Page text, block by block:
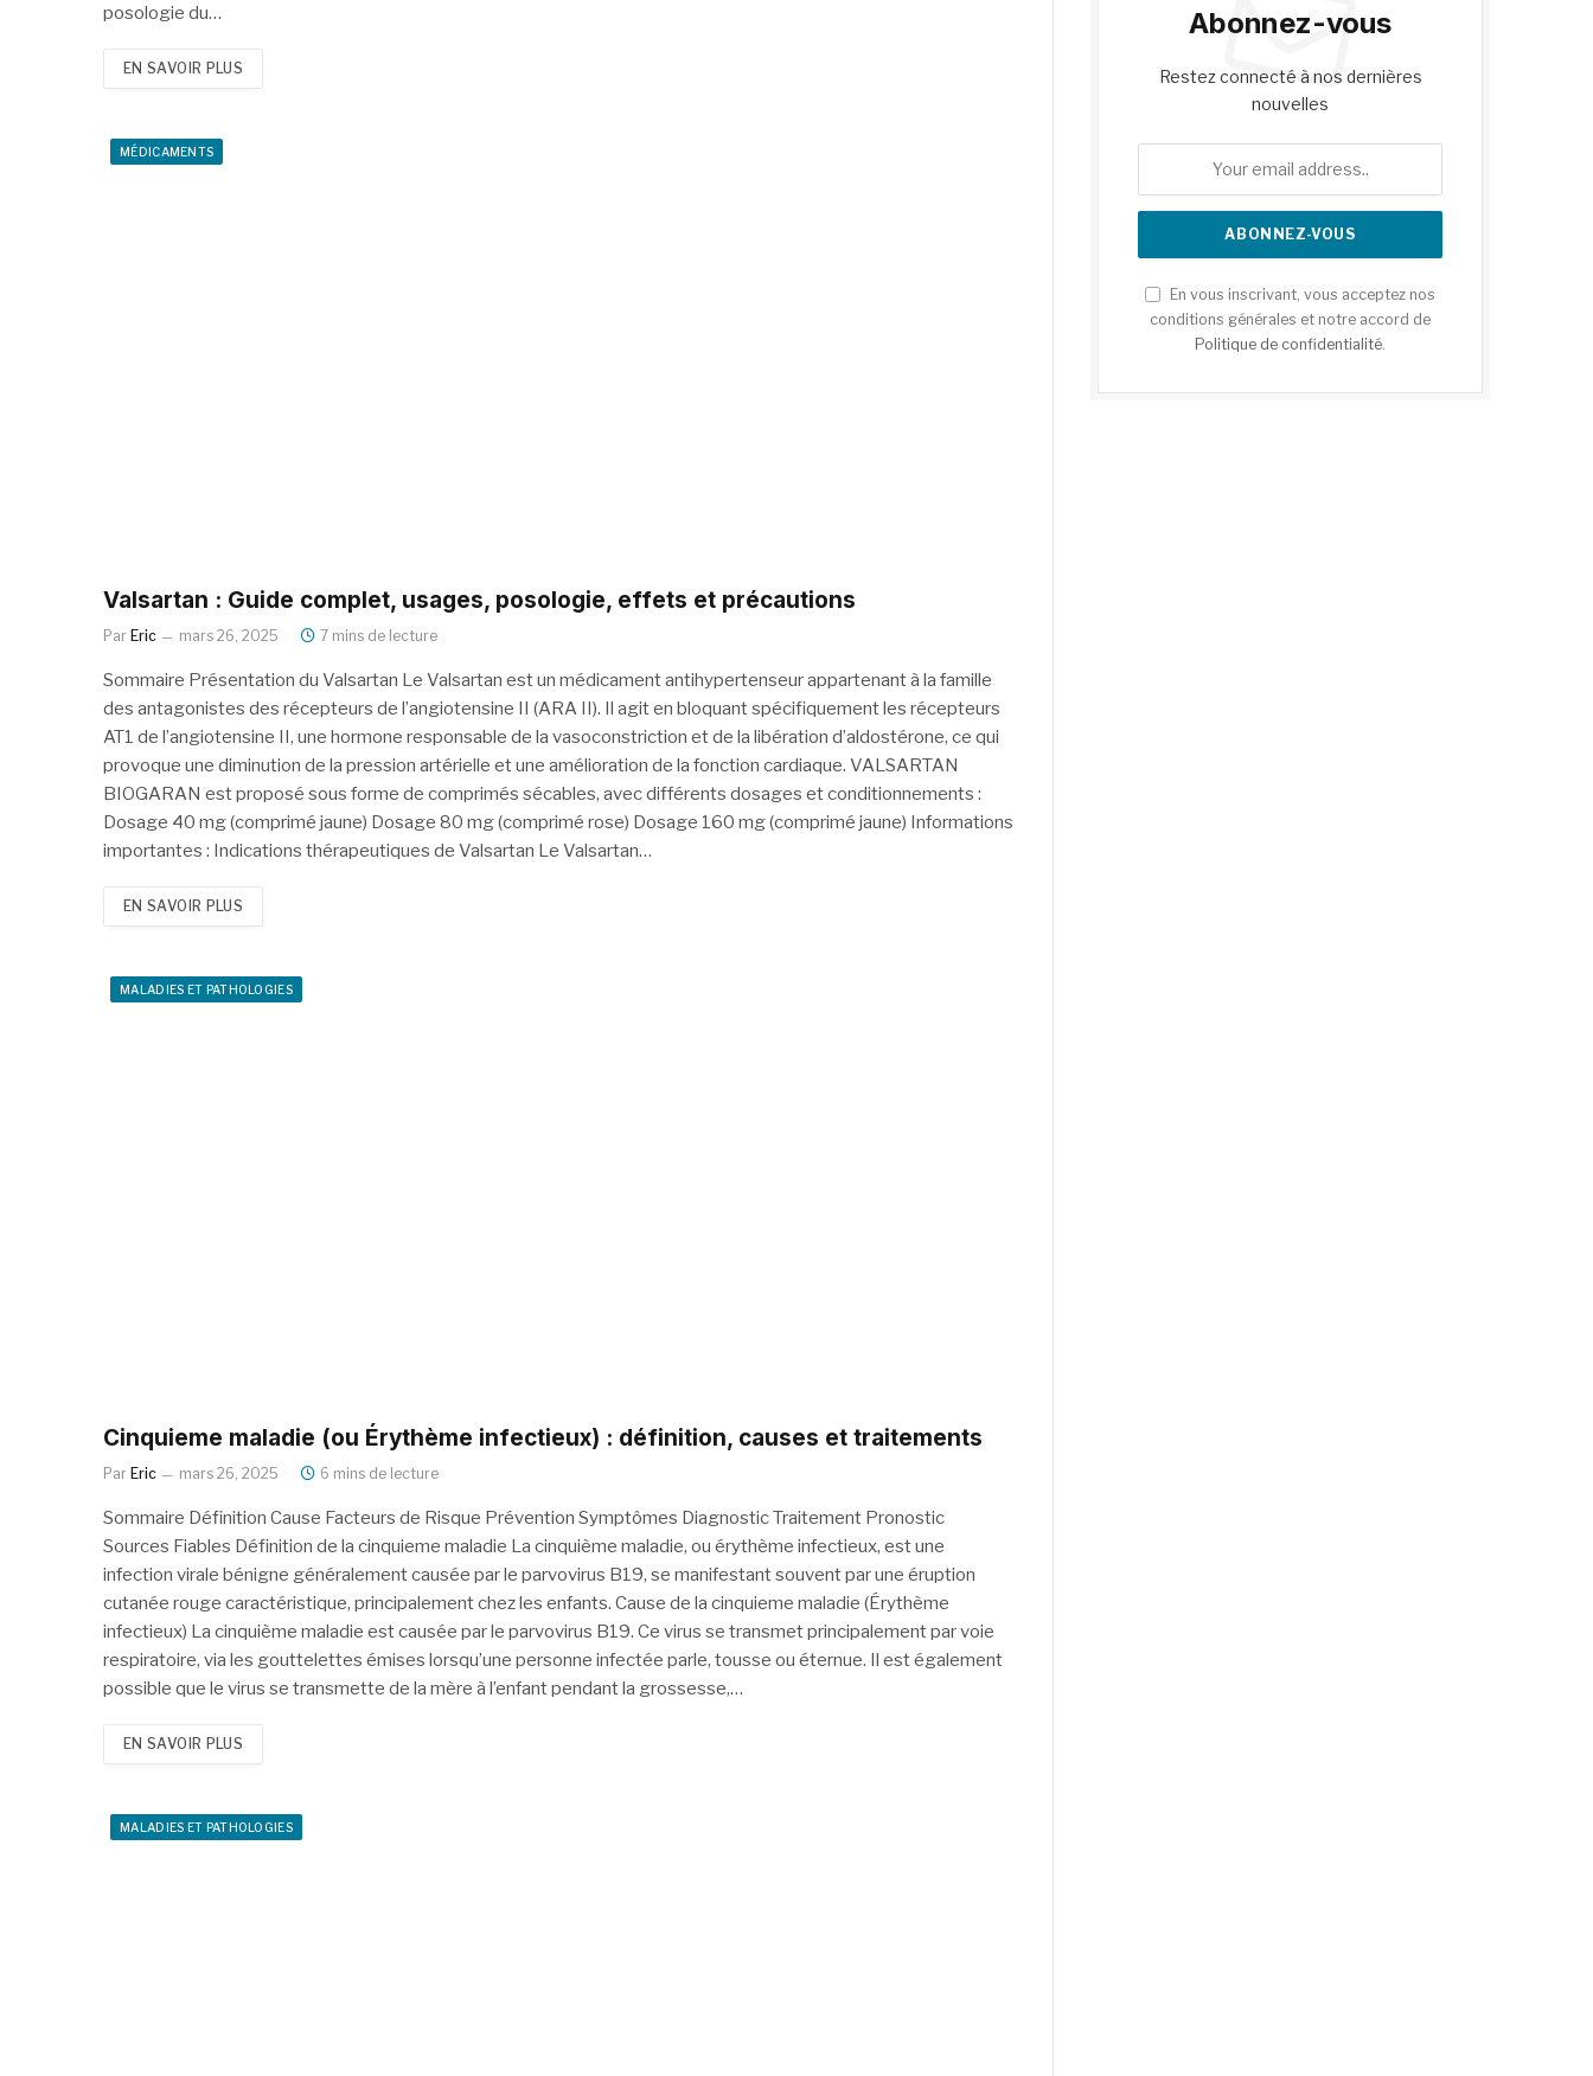
posologie du…
EN SAVOIR PLUS
MÉDICAMENTS
Valsartan : Guide complet, usages, posologie, effets et précautions
Par Eric mars 26, 2025 7 mins de lecture
Sommaire Présentation du Valsartan Le Valsartan est un médicament antihypertenseur appartenant à la famille
des antagonistes des récepteurs de l’angiotensine II (ARA II). Il agit en bloquant spécifiquement les récepteurs
AT1 de l’angiotensine II, une hormone responsable de la vasoconstriction et de la libération d’aldostérone, ce qui
provoque une diminution de la pression artérielle et une amélioration de la fonction cardiaque. VALSARTAN
BIOGARAN est proposé sous forme de comprimés sécables, avec différents dosages et conditionnements :
Dosage 40 mg (comprimé jaune) Dosage 80 mg (comprimé rose) Dosage 160 mg (comprimé jaune) Informations
importantes : Indications thérapeutiques de Valsartan Le Valsartan…
EN SAVOIR PLUS
MALADIES ET PATHOLOGIES
Cinquieme maladie (ou Érythème infectieux) : définition, causes et traitements
Par Eric mars 26, 2025 6 mins de lecture
Sommaire Définition Cause Facteurs de Risque Prévention Symptômes Diagnostic Traitement Pronostic
Sources Fiables Définition de la cinquieme maladie La cinquième maladie, ou érythème infectieux, est une
infection virale bénigne généralement causée par le parvovirus B19, se manifestant souvent par une éruption
cutanée rouge caractéristique, principalement chez les enfants. Cause de la cinquieme maladie (Érythème
infectieux) La cinquième maladie est causée par le parvovirus B19. Ce virus se transmet principalement par voie
respiratoire, via les gouttelettes émises lorsqu’une personne infectée parle, tousse ou éternue. Il est également
possible que le virus se transmette de la mère à l’enfant pendant la grossesse,…
EN SAVOIR PLUS
MALADIES ET PATHOLOGIES
Abonnez-vous
Restez connecté à nos dernières
nouvelles
En vous inscrivant, vous acceptez nos
conditions générales et notre accord de
Politique de confidentialité